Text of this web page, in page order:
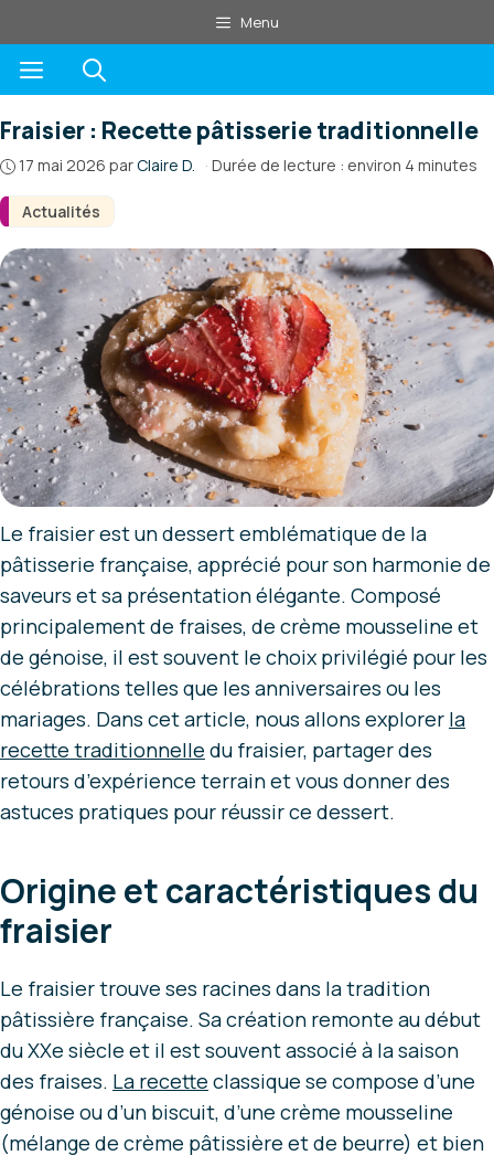
au
contenu
Menu
Menu
Actualités
Fraisier : Recette pâtisserie traditionnelle
17 mai 2026 parClaire D. · Durée de lecture : environ 4 minutes
Le fraisier est un dessert emblématique de la
pâtisserie française, apprécié pour son harmonie de
saveurs et sa présentation élégante. Composé
principalement de fraises, de crème mousseline et
de génoise, il est souvent le choix privilégié pour les
célébrations telles que les anniversaires ou les
mariages. Dans cet article, nous allons explorer la
recette traditionnelle du fraisier, partager des
retours d’expérience terrain et vous donner des
astuces pratiques pour réussir ce dessert.
Origine et caractéristiques du
fraisier
Le fraisier trouve ses racines dans la tradition
pâtissière française. Sa création remonte au début
du XXe siècle et il est souvent associé à la saison
des fraises. La recette classique se compose d’une
génoise ou d’un biscuit, d’une crème mousseline
(mélange de crème pâtissière et de beurre) et bien